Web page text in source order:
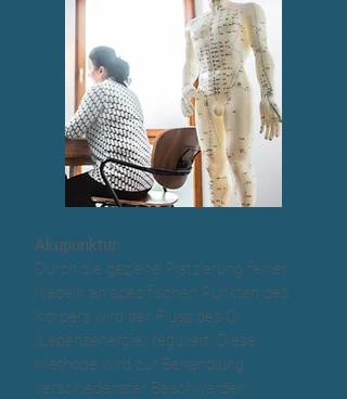
Akupunktur:
Durch die gezielte Platzierung feiner
Nadeln an spezifischen Punkten des
Körpers wird der Fluss des Qi
(Lebensenergie) reguliert. Diese
Methode wird zur Behandlung
verschiedenster Beschwerden